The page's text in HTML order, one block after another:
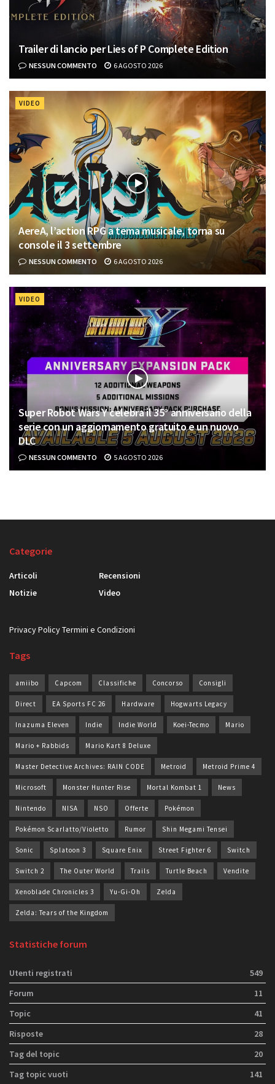
Trailer di lancio per Lies of P Complete Edition
NESSUN COMMENTO 6 AGOSTO 2026
VIDEO
AereA, l’action RPG a tema musicale, torna su
console il 3 settembre
NESSUN COMMENTO 6 AGOSTO 2026
VIDEO
Super Robot Wars Y celebra il 35° anniversario della
serie con un aggiornamento gratuito e un nuovo
DLC
NESSUN COMMENTO 5 AGOSTO 2026
Categorie
Articoli
Notizie
Recensioni
Video
Privacy PolicyTermini e Condizioni
Tags
amiibo Capcom Classifiche Concorso Consigli
Direct EA Sports FC 26 Hardware Hogwarts Legacy
Inazuma Eleven Indie Indie World Koei-Tecmo Mario
Mario + Rabbids Mario Kart 8 Deluxe
Master Detective Archives: RAIN CODE Metroid Metroid Prime 4
Microsoft Monster Hunter Rise Mortal Kombat 1 News
Nintendo NISA NSO Offerte Pokémon
Pokémon Scarlatto/Violetto Rumor Shin Megami Tensei
Sonic Splatoon 3 Square Enix Street Fighter 6 Switch
Switch 2 The Outer World Trails Turtle Beach Vendite
Xenoblade Chronicles 3 Yu-Gi-Oh Zelda
Zelda: Tears of the Kingdom
Statistiche forum
Utenti registrati
549
Forum
11
Topic
41
Risposte
28
Tag del topic
20
Tag topic vuoti
141